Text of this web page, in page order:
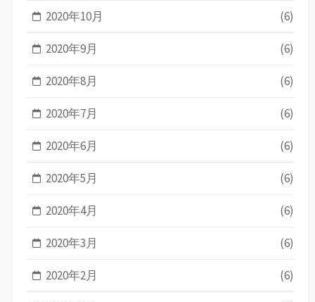
2020年10月 (6)
2020年9月 (6)
2020年8月 (6)
2020年7月 (6)
2020年6月 (6)
2020年5月 (6)
2020年4月 (6)
2020年3月 (6)
2020年2月 (6)